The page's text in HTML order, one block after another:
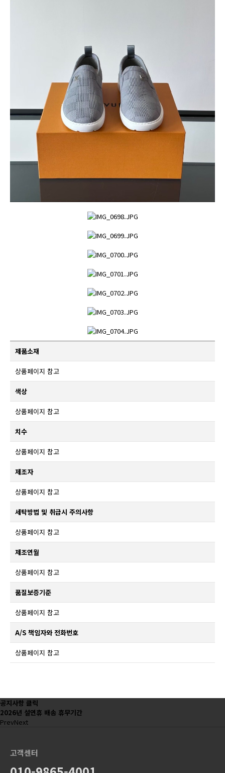
제품소재
상품페이지 참고
색상
상품페이지 참고
치수
상품페이지 참고
제조자
상품페이지 참고
세탁방법 및 취급시 주의사항
상품페이지 참고
제조연월
상품페이지 참고
품질보증기준
상품페이지 참고
A/S 책임자와 전화번호
상품페이지 참고
공지사항 클릭
2026년 설연휴 배송 휴무기간
PrevNext
고객센터